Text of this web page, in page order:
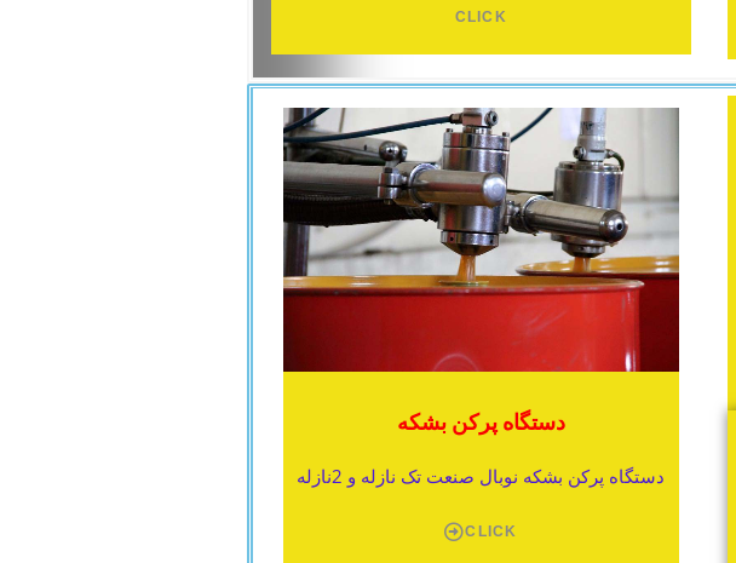
CLICK
دستگاه پرکن بشکه
دستگاه پرکن بشکه نوبال صنعت تک نازله و 2نازله
CLICK